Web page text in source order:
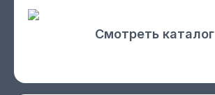
Смотреть каталог